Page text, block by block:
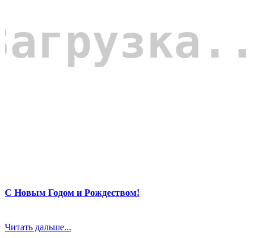
С Новым Годом и Рождеством!
Читать дальше...